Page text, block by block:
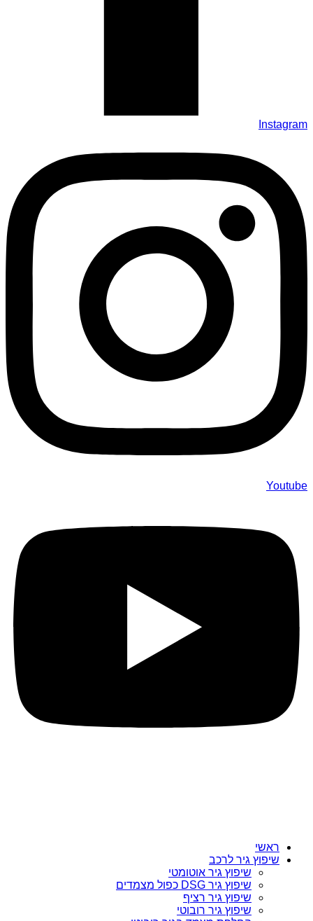
Instagram
Youtube
ראשי
שיפוץ גיר לרכב
שיפוץ גיר אוטומטי
שיפוץ גיר DSG כפול מצמדים
שיפוץ גיר רציף
שיפוץ גיר רובוטי